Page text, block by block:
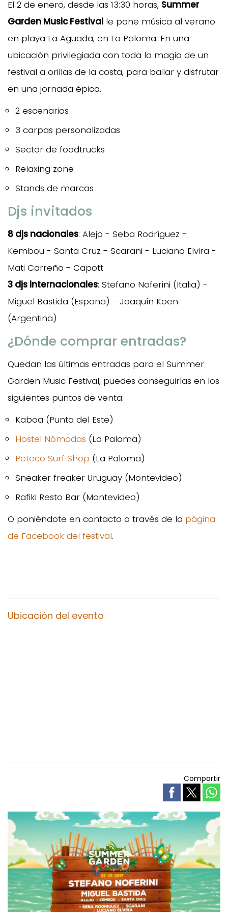
El 2 de enero, desde las 13:30 horas, Summer
Garden Music Festival le pone música al verano
en playa La Aguada, en La Paloma. En una
ubicación privilegiada con toda la magia de un
festival a orillas de la costa, para bailar y disfrutar
en una jornada épica.
2 escenarios
3 carpas personalizadas
Sector de foodtrucks
Relaxing zone
Stands de marcas
Djs invitados
8 djs nacionales: Alejo - Seba Rodríguez -
Kembou - Santa Cruz - Scarani - Luciano Elvira -
Mati Carreño - Capott
3 djs internacionales: Stefano Noferini (Italia) -
Miguel Bastida (España) - Joaquín Koen
(Argentina)
¿Dónde comprar entradas?
Quedan las últimas entradas para el Summer
Garden Music Festival, puedes conseguirlas en los
siguientes puntos de venta:
Kaboa (Punta del Este)
Hostel Nómadas (La Paloma)
Peteco Surf Shop (La Paloma)
Sneaker freaker Uruguay (Montevideo)
Rafiki Resto Bar (Montevideo)
O poniéndote en contacto a través de la página
de Facebook del festival.
Ubicación del evento
Compartir